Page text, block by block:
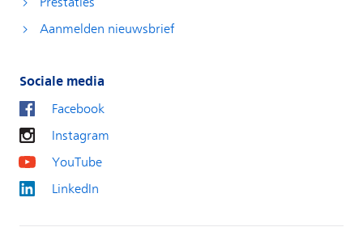
Aanmelden nieuwsbrief
Sociale media
Facebook
Instagram
YouTube
LinkedIn